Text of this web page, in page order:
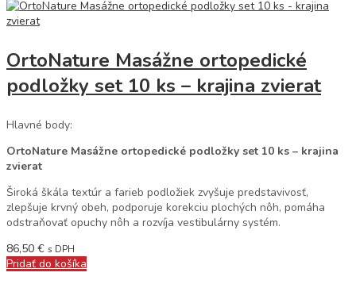
OrtoNature Masážne ortopedické
podložky set 10 ks – krajina zvierat
Hlavné body:
OrtoNature Masážne ortopedické podložky set 10 ks – krajina
zvierat
Široká škála textúr a farieb podložiek zvyšuje predstavivosť,
zlepšuje krvný obeh, podporuje korekciu plochých nôh, pomáha
odstraňovať opuchy nôh a rozvíja vestibulárny systém.
86,50 € s DPH
Pridať do košíka